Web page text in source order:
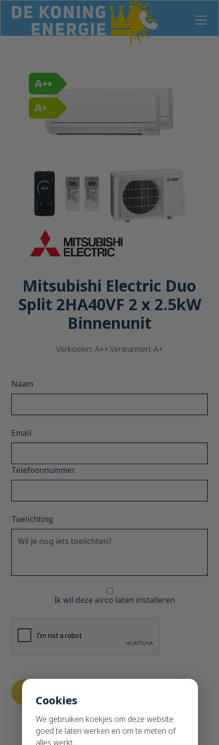
Mitsubishi Electric Duo
Split 2HA40VF 2 x 2.5kW
Binnenunit
Verkoelen: A++,Verwarmen: A+
Naam
Email
Telefoonnummer
Toelichting
Ik wil deze airco laten installeren
Cookies
We gebruiken koekjes om deze website
goed te laten werken en om te meten of
alles werkt.